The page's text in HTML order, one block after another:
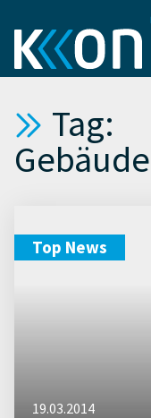
Tag:
Top News
19.03.2014